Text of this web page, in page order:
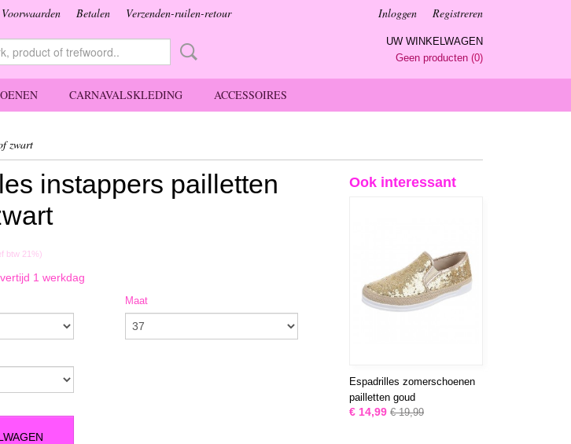
Voorwaarden Betalen Verzenden-ruilen-retour Inloggen Registreren
UW WINKELWAGEN
Geen producten (0)
CARNAVALSKLEDING ACCESSOIRES
zwart
instappers pailletten
btw 21%)
1 werkdag
Maat
Ook interessant
Espadrilles zomerschoenen
pailletten goud
€ 14,99 € 19,99